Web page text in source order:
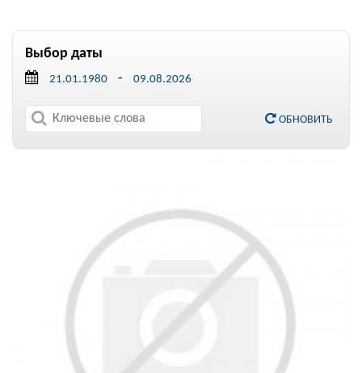
Выбор даты
-
ОБНОВИТЬ